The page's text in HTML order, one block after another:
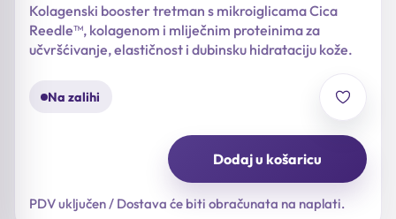
je:
44,90 €.
35,92 €.
Kolagenski booster tretman s mikroiglicama Cica
Reedle™, kolagenom i mliječnim proteinima za
učvršćivanje, elastičnost i dubinsku hidrataciju kože.
Na zalihi
100
Dodaj u košaricu
PDV uključen / Dostava će biti obračunata na naplati.